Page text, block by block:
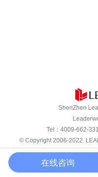
ShenZhen
Tel： 4009-662-331
© Copyright 2006-2022.
support
在线咨询